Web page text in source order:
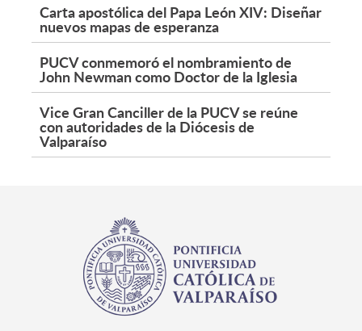
Carta apostólica del Papa León XIV: Diseñar
nuevos mapas de esperanza
PUCV conmemoró el nombramiento de
John Newman como Doctor de la Iglesia
Vice Gran Canciller de la PUCV se reúne
con autoridades de la Diócesis de
Valparaíso